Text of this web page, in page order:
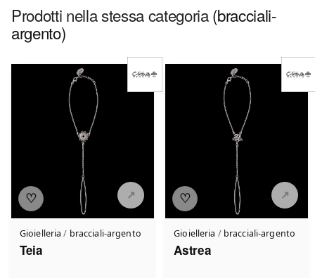
Prodotti nella stessa categoria(bracciali-
argento)
♡
Gioielleria / bracciali-argento
Teia
♡
Gioielleria / bracciali-argento
Astrea